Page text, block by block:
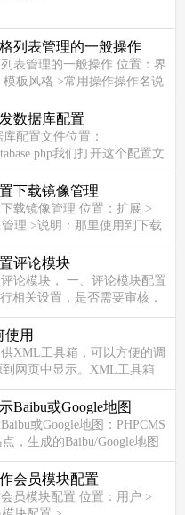
列表管理的一般操作
表管理的一般操作 位置：界
模板风格 >常用操作操作名说
模板风格管理配置设置是否
数据库配置
配置文件位置：
我们打开这个配置文
据库配置信息。数据库配置
构，默认...
下载镜像管理
载镜像管理 位置：扩展 >
理 >说明：那里使用到下载
用于包含镜像下载字段的模
含...
评论模块
论模块， 一、评论模块配置
相关设置，是否需要审核，
等选项。二 、 评论管理以
例：管理操...
使用
XML工具箱，可以方便的调
网页中显示。XML工具箱
asdfasdf.xml "
Baibu或Google地图
或Google地图：PHPCMS
，生成的Baibu/Google地图
。一、 生成百度新
二、生成文件所在位置举...
会员模块配置
员模块配置 位置：用户 >